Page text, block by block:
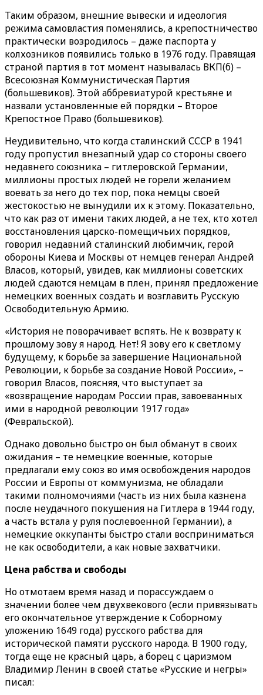
Таким образом, внешние вывески и идеология
режима самовластия поменялись, а крепостничество
практически возродилось – даже паспорта у
колхозников появились только в 1976 году. Правящая
страной партия в тот момент называлась ВКП(б) –
Всесоюзная Коммунистическая Партия
(большевиков). Этой аббревиатурой крестьяне и
назвали установленные ей порядки – Второе
Крепостное Право (большевиков).
Неудивительно, что когда сталинский СССР в 1941
году пропустил внезапный удар со стороны своего
недавнего союзника – гитлеровской Германии,
миллионы простых людей не горели желанием
воевать за него до тех пор, пока немцы своей
жестокостью не вынудили их к этому. Показательно,
что как раз от имени таких людей, а не тех, кто хотел
восстановления царско-помещичьих порядков,
говорил недавний сталинский любимчик, герой
обороны Киева и Москвы от немцев генерал Андрей
Власов, который, увидев, как миллионы советских
людей сдаются немцам в плен, принял предложение
немецких военных создать и возглавить Русскую
Освободительную Армию.
«История не поворачивает вспять. Не к возврату к
прошлому зову я народ. Нет! Я зову его к светлому
будущему, к борьбе за завершение Национальной
Революции, к борьбе за создание Новой России», –
говорил Власов, поясняя, что выступает за
«возвращение народам России прав, завоеванных
ими в народной революции 1917 года»
(Февральской).
Однако довольно быстро он был обманут в своих
ожидания – те немецкие военные, которые
предлагали ему союз во имя освобождения народов
России и Европы от коммунизма, не обладали
такими полномочиями (часть из них была казнена
после неудачного покушения на Гитлера в 1944 году,
а часть встала у руля послевоенной Германии), а
немецкие оккупанты быстро стали восприниматься
не как освободители, а как новые захватчики.
Цена рабства и свободы
Но отмотаем время назад и порассуждаем о
значении более чем двухвекового (если привязывать
его окончательное утверждение к Соборному
уложению 1649 года) русского рабства для
исторической памяти русского народа. В 1900 году,
тогда еще не красный царь, а борец с царизмом
Владимир Ленин в своей статье «Русские и негры»
писал: